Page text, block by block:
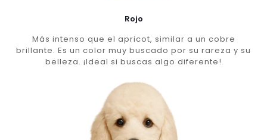
Rojo
Más intenso que el apricot, similar a un cobre
brillante. Es un color muy buscado por su rareza y su
belleza. ¡Ideal si buscas algo diferente!